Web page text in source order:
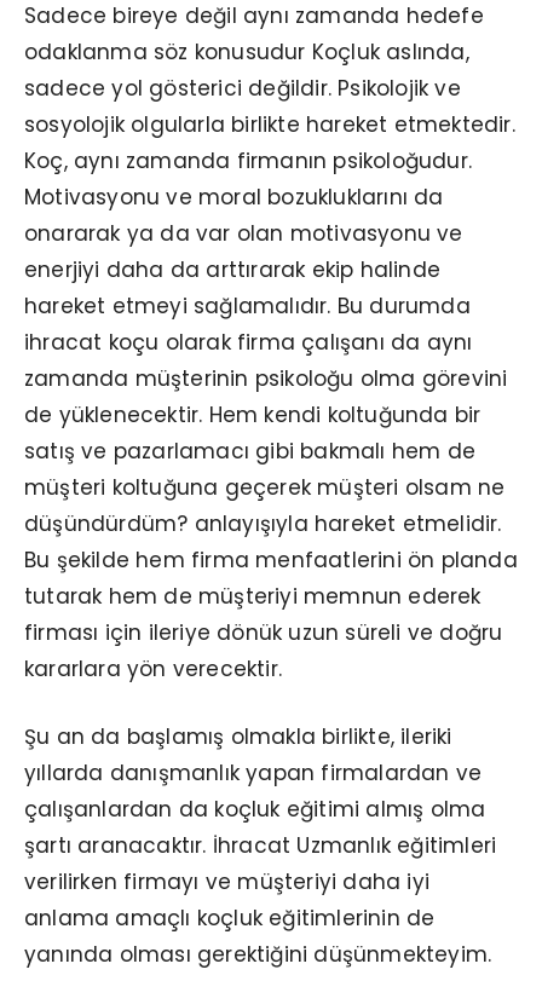
Sadece bireye değil aynı zamanda hedefe
odaklanma söz konusudur Koçluk aslında,
sadece yol gösterici değildir. Psikolojik ve
sosyolojik olgularla birlikte hareket etmektedir.
Koç, aynı zamanda firmanın psikoloğudur.
Motivasyonu ve moral bozukluklarını da
onararak ya da var olan motivasyonu ve
enerjiyi daha da arttırarak ekip halinde
hareket etmeyi sağlamalıdır. Bu durumda
ihracat koçu olarak firma çalışanı da aynı
zamanda müşterinin psikoloğu olma görevini
de yüklenecektir. Hem kendi koltuğunda bir
satış ve pazarlamacı gibi bakmalı hem de
müşteri koltuğuna geçerek müşteri olsam ne
düşündürdüm? anlayışıyla hareket etmelidir.
Bu şekilde hem firma menfaatlerini ön planda
tutarak hem de müşteriyi memnun ederek
firması için ileriye dönük uzun süreli ve doğru
kararlara yön verecektir.
Şu an da başlamış olmakla birlikte, ileriki
yıllarda danışmanlık yapan firmalardan ve
çalışanlardan da koçluk eğitimi almış olma
şartı aranacaktır. İhracat Uzmanlık eğitimleri
verilirken firmayı ve müşteriyi daha iyi
anlama amaçlı koçluk eğitimlerinin de
yanında olması gerektiğini düşünmekteyim.